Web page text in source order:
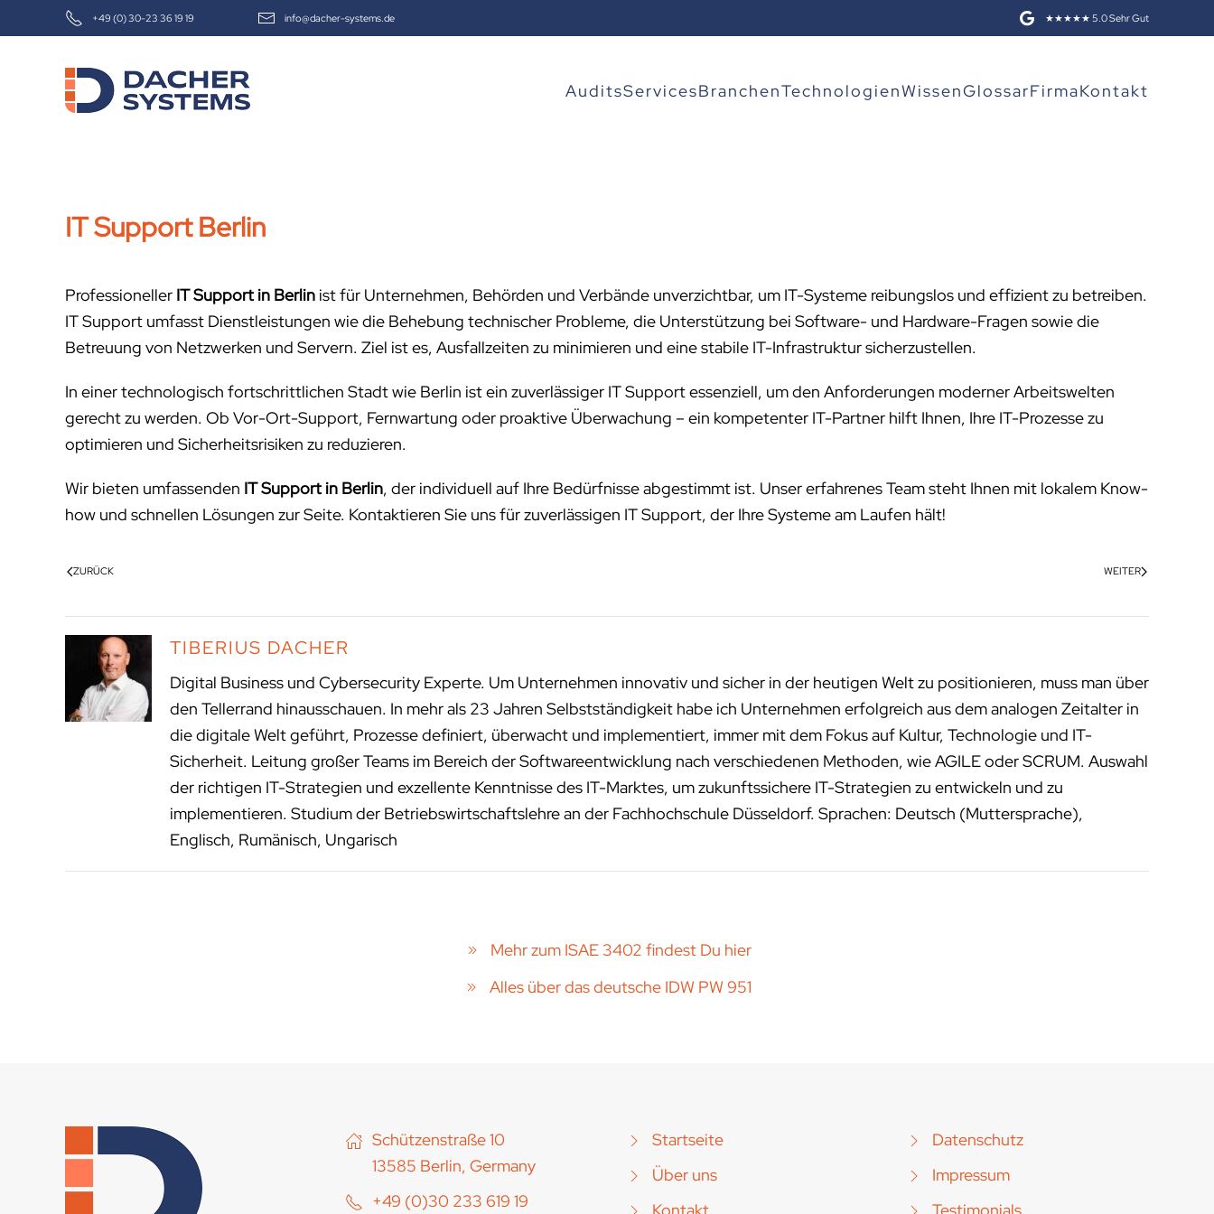
+49 (0) 30-23 36 19 19 info@dacher-systems.de ★★★★★ 5.0 Sehr Gut
AuditsServicesBranchenTechnologienWissenGlossarFirmaKontakt
IT Support Berlin
Professioneller IT Support in Berlin ist für Unternehmen, Behörden und Verbände unverzichtbar, um IT-Systeme reibungslos und effizient zu betreiben.
IT Support umfasst Dienstleistungen wie die Behebung technischer Probleme, die Unterstützung bei Software- und Hardware-Fragen sowie die
Betreuung von Netzwerken und Servern. Ziel ist es, Ausfallzeiten zu minimieren und eine stabile IT-Infrastruktur sicherzustellen.
In einer technologisch fortschrittlichen Stadt wie Berlin ist ein zuverlässiger IT Support essenziell, um den Anforderungen moderner Arbeitswelten
gerecht zu werden. Ob Vor-Ort-Support, Fernwartung oder proaktive Überwachung – ein kompetenter IT-Partner hilft Ihnen, Ihre IT-Prozesse zu
optimieren und Sicherheitsrisiken zu reduzieren.
Wir bieten umfassenden IT Support in Berlin, der individuell auf Ihre Bedürfnisse abgestimmt ist. Unser erfahrenes Team steht Ihnen mit lokalem Know-
how und schnellen Lösungen zur Seite. Kontaktieren Sie uns für zuverlässigen IT Support, der Ihre Systeme am Laufen hält!
ZURÜCK WEITER
TIBERIUS DACHER
Digital Business und Cybersecurity Experte. Um Unternehmen innovativ und sicher in der heutigen Welt zu positionieren, muss man über
den Tellerrand hinausschauen. In mehr als 23 Jahren Selbstständigkeit habe ich Unternehmen erfolgreich aus dem analogen Zeitalter in
die digitale Welt geführt, Prozesse definiert, überwacht und implementiert, immer mit dem Fokus auf Kultur, Technologie und IT-
Sicherheit. Leitung großer Teams im Bereich der Softwareentwicklung nach verschiedenen Methoden, wie AGILE oder SCRUM. Auswahl
der richtigen IT-Strategien und exzellente Kenntnisse des IT-Marktes, um zukunftssichere IT-Strategien zu entwickeln und zu
implementieren. Studium der Betriebswirtschaftslehre an der Fachhochschule Düsseldorf. Sprachen: Deutsch (Muttersprache),
Englisch, Rumänisch, Ungarisch
Mehr zum ISAE 3402 findest Du hier
Alles über das deutsche IDW PW 951
Schützenstraße 10
13585 Berlin, Germany
+49 (0)30 233 619 19
Startseite
Über uns
Datenschutz
Impressum